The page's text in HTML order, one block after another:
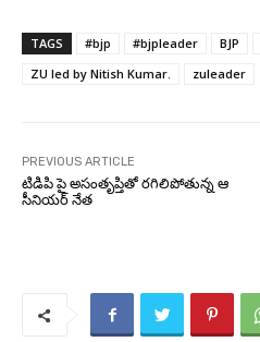
TAGS #bjp #bjpleader BJP
ZU led by Nitish Kumar.
zuleader
PREVIOUS ARTICLE
టిడిపి పై అసంతృప్తితో రగిలిపోతున్న ఆ
సీనియర్ నేత